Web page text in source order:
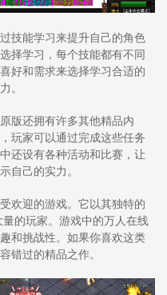
技能学习来提升自己的角色
择学习，每个技能都有不同
好和需求来选择学习合适的
。
版还拥有许多其他精品内
玩家可以通过完成这些任务
还设有各种活动和比赛，让
自己的实力。
欢迎的游戏。它以其独特的
的玩家。游戏中的万人在线
和挑战性。如果你喜欢这类
错过的精品之作。